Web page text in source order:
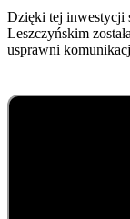
Dzięki tej inwestycji
Leszczyńskim
usprawni